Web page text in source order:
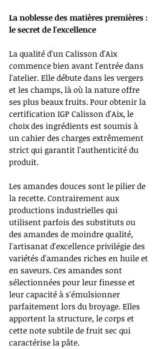
La noblesse des matières premières :
le secret de l'excellence
La qualité d'un Calisson d'Aix
commence bien avant l'entrée dans
l'atelier. Elle débute dans les vergers
et les champs, là où la nature offre
ses plus beaux fruits. Pour obtenir la
certification IGP Calisson d'Aix, le
choix des ingrédients est soumis à
un cahier des charges extrêmement
strict qui garantit l'authenticité du
produit.
Les amandes douces sont le pilier de
la recette. Contrairement aux
productions industrielles qui
utilisent parfois des substituts ou
des amandes de moindre qualité,
l'artisanat d'excellence privilégie des
variétés d'amandes riches en huile et
en saveurs. Ces amandes sont
sélectionnées pour leur finesse et
leur capacité à s'émulsionner
parfaitement lors du broyage. Elles
apportent la structure, le corps et
cette note subtile de fruit sec qui
caractérise la pâte.